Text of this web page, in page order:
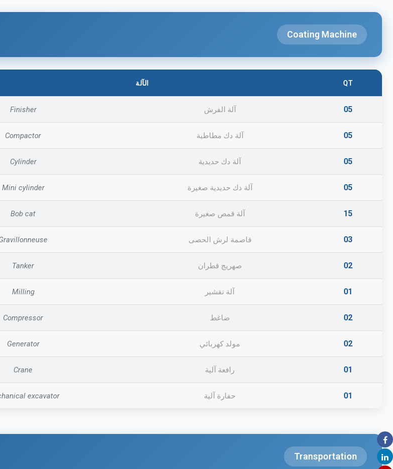
Coating Machine
الآلة QT
Finisher آلة الفرش 05
Compactor آلة دك مطاطية 05
Cylinder آلة دك حديدية 05
Mini cylinder آلة دك حديدية صغيرة 05
Bob cat آلة قمص صغيرة 15
قاصمة لرش الحصى 03
Tanker صهريج قطران 02
Milling آلة تقشير 01
Compressor ضاغط 02
Generator مولد كهربائي 02
Crane رافعة آلية 01
excavator حفارة آلية 01
Transportation